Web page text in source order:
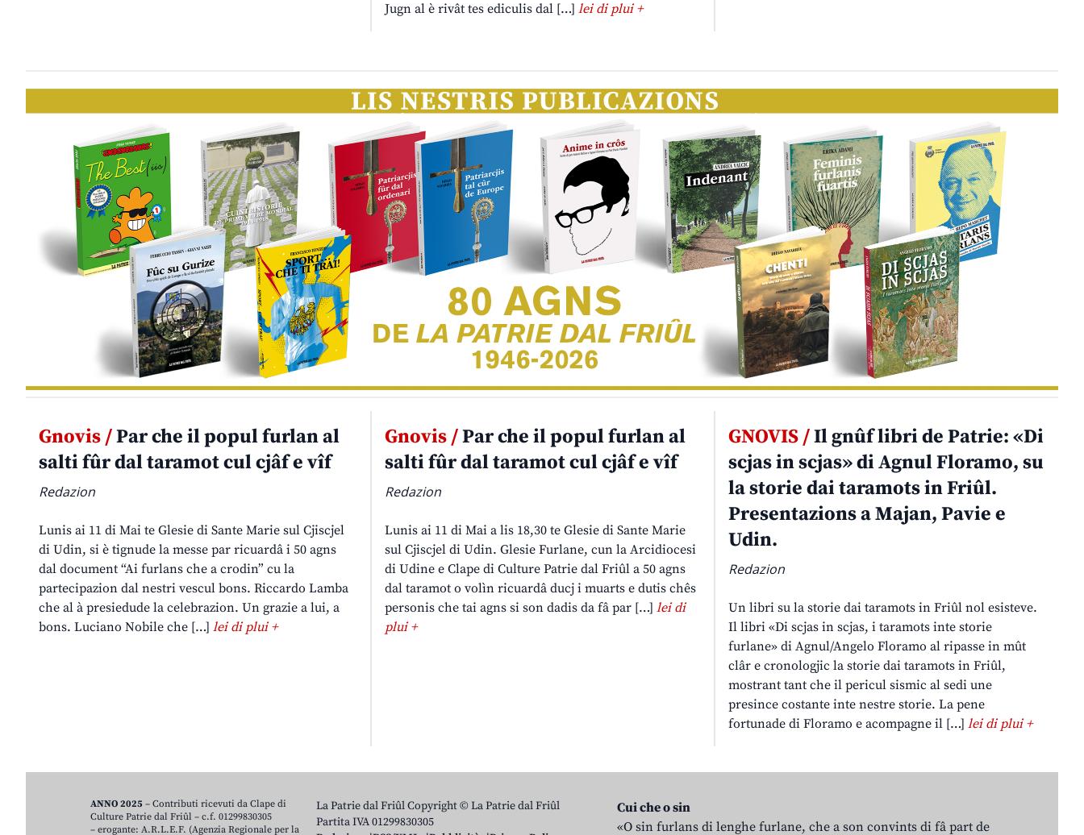
Jugn al è rivât tes ediculis dal […] lei di plui +
Gnovis /Par che il popul furlan al
salti fûr dal taramot cul cjâf e vîf
Redazion
Lunis ai 11 di Mai te Glesie di Sante Marie sul Cjiscjel
di Udin, si è tignude la messe par ricuardâ i 50 agns
dal document “Ai furlans che a crodin” cu la
partecipazion dal nestri vescul bons. Riccardo Lamba
che al à presiedude la celebrazion. Un grazie a lui, a
bons. Luciano Nobile che […] lei di plui +
Gnovis /Par che il popul furlan al
salti fûr dal taramot cul cjâf e vîf
Redazion
Lunis ai 11 di Mai a lis 18,30 te Glesie di Sante Marie
sul Cjiscjel di Udin. Glesie Furlane, cun la Arcidiocesi
di Udine e Clape di Culture Patrie dal Friûl a 50 agns
dal taramot o volìn ricuardâ ducj i muarts e dutis chês
personis che tai agns si son dadis da fâ par […] lei di
plui +
GNOVIS /Il gnûf libri de Patrie: «Di
scjas in scjas» di Agnul Floramo, su
la storie dai taramots in Friûl.
Presentazions a Majan, Pavie e
Udin.
Redazion
Un libri su la storie dai taramots in Friûl nol esisteve.
Il libri «Di scjas in scjas, i taramots inte storie
furlane» di Agnul/Angelo Floramo al ripasse in mût
clâr e cronologjic la storie dai taramots in Friûl,
mostrant tant che il pericul sismic al sedi une
presince costante inte nestre storie. La pene
fortunade di Floramo e acompagne il […]lei di plui +
La Patrie dal Friûl Copyright © La Patrie dal Friûl
Partita IVA 01299830305
Cui che o sin
«O sin furlans di lenghe furlane, che a son convints di fâ part de
ANNO 2025 – Contributi ricevuti da Clape di
Culture Patrie dal Friûl – c.f. 01299830305
– erogante: A.R.L.E.F. (Agenzia Regionale per la